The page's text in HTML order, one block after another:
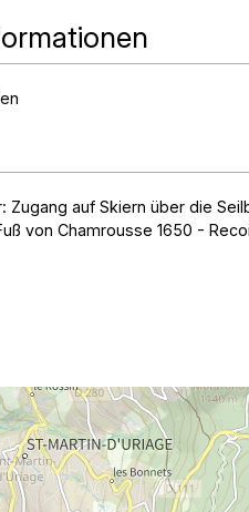
Zugang auf Skiern über die
von Chamrousse 1650 -